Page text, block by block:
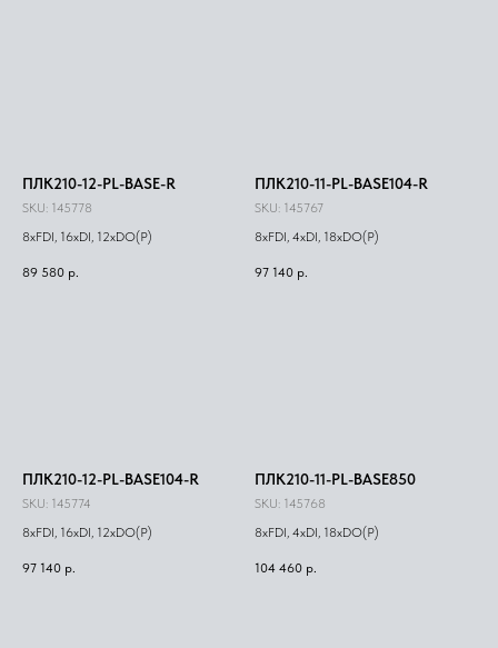
ПЛК210-12-PL-BASE-R
SKU: 145778
8xFDI, 16xDI, 12xDO(Р)
89 580 р.
ПЛК210-11-PL-BASE104-R
SKU: 145767
8xFDI, 4xDI, 18xDO(Р)
97 140 р.
ПЛК210-12-PL-BASE104-R
SKU: 145774
8xFDI, 16xDI, 12xDO(Р)
97 140 р.
ПЛК210-11-PL-BASE850
SKU: 145768
8xFDI, 4xDI, 18xDO(Р)
104 460 р.